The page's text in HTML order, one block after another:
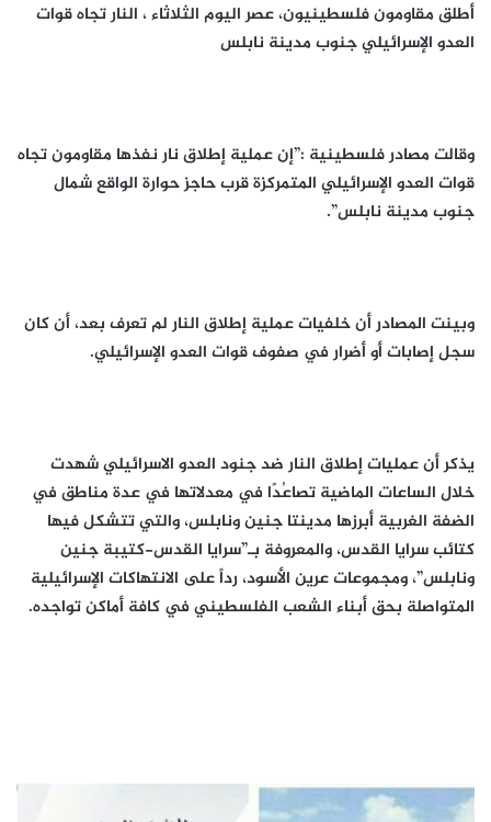
أطلق مقاومون فلسطينيون، عصر اليوم الثلاثاء ، النار تجاه قوات
العدو الإسرائيلي جنوب مدينة نابلس
وقالت مصادر فلسطينية :”إن عملية إطلاق نار نفذها مقاومون تجاه
قوات العدو الإسرائيلي المتمركزة قرب حاجز حوارة الواقع شمال
جنوب مدينة نابلس”.
وبينت المصادر أن خلفيات عملية إطلاق النار لم تعرف بعد، أن كان
سجل إصابات أو أضرار في صفوف قوات العدو الإسرائيلي.
يذكر أن عمليات إطلاق النار ضد جنود العدو الاسرائيلي شهدت
خلال الساعات الماضية تصاعُدًا في معدلاتها في عدة مناطق في
الضفة الغربية أبرزها مدينتا جنين ونابلس، والتي تتشكل فيها
كتائب سرايا القدس، والمعروفة بـ”سرايا القدس-كتيبة جنين
ونابلس”، ومجموعات عرين الأسود، رداً على الانتهاكات الإسرائيلية
المتواصلة بحق أبناء الشعب الفلسطيني في كافة أماكن تواجده.